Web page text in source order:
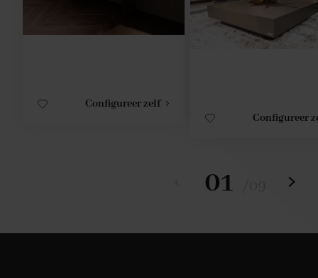
Configureer zelf
Configureer
01